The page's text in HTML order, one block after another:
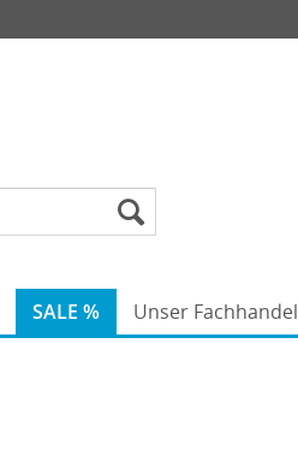
SALE % Unser Fachhandel